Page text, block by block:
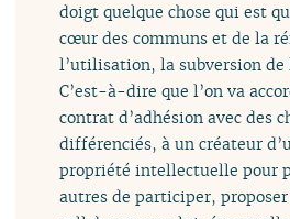
doigt quelque chose qui est
cœur des communs et de la
l’utilisation, la subversion
C’est-à-dire que l’on va
contrat d’adhésion avec des
différenciés, à un créateur
propriété intellectuelle pour
autres de participer,